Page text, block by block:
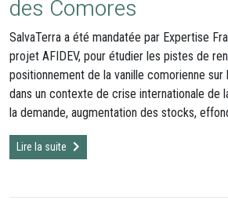
des Comores
SalvaTerra a été mandatée par Expertise
projet AFIDEV, pour étudier les pistes de
positionnement de la vanille comorienne sur
dans un contexte de crise internationale de
la demande, augmentation des stocks,
Lire la suite